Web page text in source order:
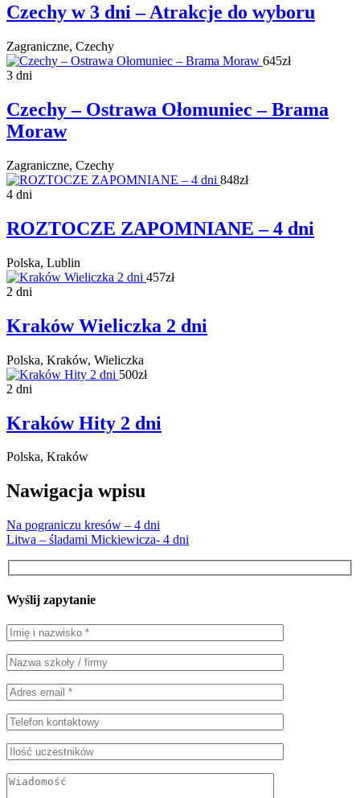
Czechy w 3 dni – Atrakcje do wyboru
Zagraniczne, Czechy
645zł
3 dni
Czechy – Ostrawa Ołomuniec – Brama
Moraw
Zagraniczne, Czechy
848zł
4 dni
ROZTOCZE ZAPOMNIANE – 4 dni
Polska, Lublin
457zł
2 dni
Kraków Wieliczka 2 dni
Polska, Kraków, Wieliczka
500zł
2 dni
Kraków Hity 2 dni
Polska, Kraków
Nawigacja wpisu
Na pograniczu kresów – 4 dni
Litwa – śladami Mickiewicza- 4 dni
Wyślij zapytanie